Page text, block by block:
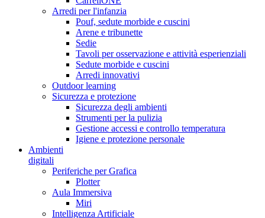
Arredi per l'infanzia
Pouf, sedute morbide e cuscini
Arene e tribunette
Sedie
Tavoli per osservazione e attività esperienziali
Sedute morbide e cuscini
Arredi innovativi
Outdoor learning
Sicurezza e protezione
Sicurezza degli ambienti
Strumenti per la pulizia
Gestione accessi e controllo temperatura
Igiene e protezione personale
Ambienti
digitali
Periferiche per Grafica
Plotter
Aula Immersiva
Miri
Intelligenza Artificiale